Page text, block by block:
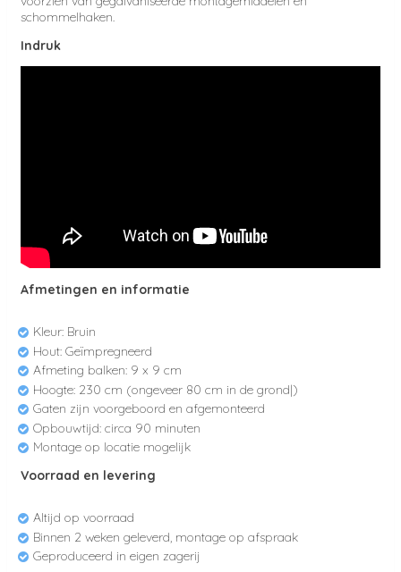
schommelhaken.
Indruk
Afmetingen en informatie
Kleur: Bruin
Hout: Geïmpregneerd
Afmeting balken: 9 x 9 cm
Hoogte: 230 cm (ongeveer 80 cm in de grond|)
Gaten zijn voorgeboord en afgemonteerd
Opbouwtijd: circa 90 minuten
Montage op locatie mogelijk
Voorraad en levering
Altijd op voorraad
Binnen 2 weken geleverd, montage op afspraak
Geproduceerd in eigen zagerij